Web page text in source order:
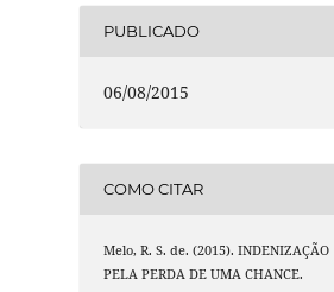
PUBLICADO
06/08/2015
COMO CITAR
Melo, R. S. de. (2015). INDENIZAÇÃO
PELA PERDA DE UMA CHANCE.